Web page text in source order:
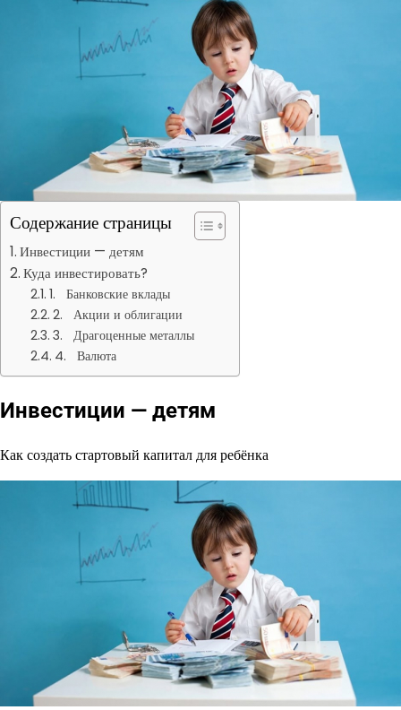
Содержание страницы
Инвестиции — детям
Куда инвестировать?
1. Банковские вклады
2. Акции и облигации
3. Драгоценные металлы
4. Валюта
Инвестиции — детям
Как создать стартовый капитал для ребёнка